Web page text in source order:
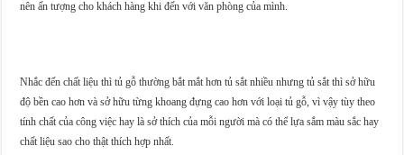
nên ấn tượng cho khách hàng khi đến với văn phòng của mình.
Nhắc đến chất liệu thì tủ gỗ thường bắt mắt hơn tủ sắt nhiều nhưng tủ sắt thì sở hữu
độ bền cao hơn và sở hữu từng khoang đựng cao hơn với loại tủ gỗ, vì vậy tùy theo
tính chất của công việc hay là sở thích của mỗi người mà có thể lựa sắm màu sắc hay
chất liệu sao cho thật thích hợp nhất.